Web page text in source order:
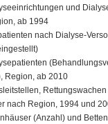
und
ab 1994
nach Dialyse-
Region, ab 2010
Rettungswachen
nach Region, 1994 und
(Anzahl) und